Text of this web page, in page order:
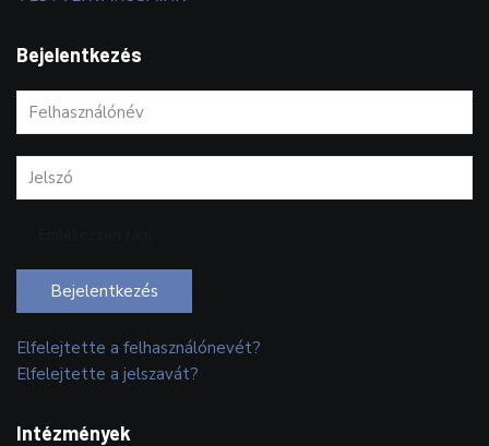
Bejelentkezés
Bejelentkezés
Elfelejtette a felhasználónevét?
Elfelejtette a jelszavát?
Intézmények